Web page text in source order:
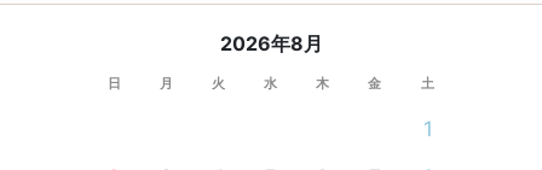
2026年8月
日 月 火 水 木 金 土
1